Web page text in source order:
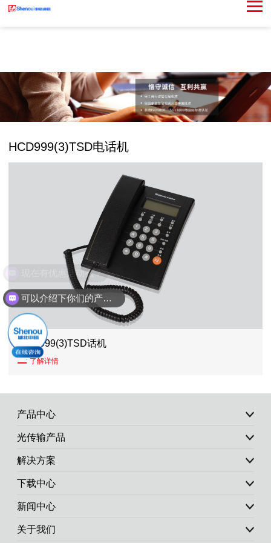
HCD999(3)TSD电话机
HCD999(3)TSD话机
了解详情
产品中心
光传输产品
解决方案
下载中心
新闻中心
关于我们
现在有优惠活动么？